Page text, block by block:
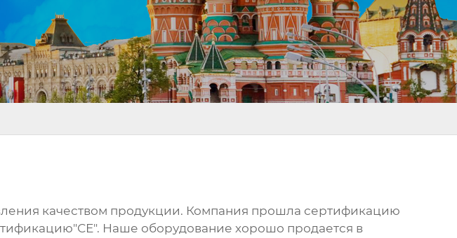
качеством продукции. Компания прошла сертификацию
Наше оборудование хорошо продается в